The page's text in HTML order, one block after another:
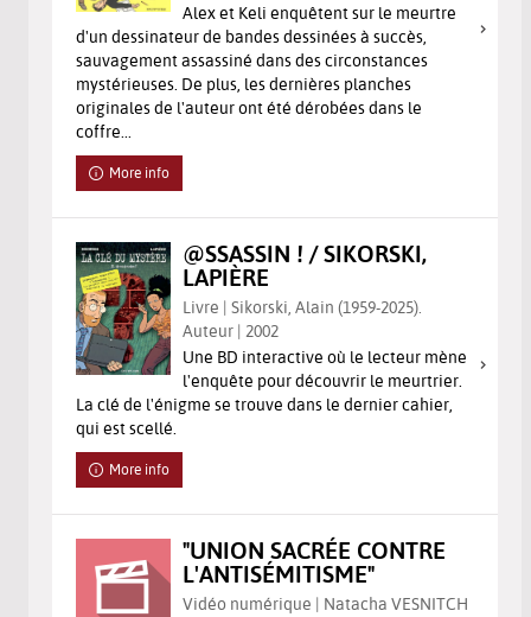
Alex et Keli enquêtent sur le meurtre
d'un dessinateur de bandes dessinées à succès,
sauvagement assassiné dans des circonstances
mystérieuses. De plus, les dernières planches
originales de l'auteur ont été dérobées dans le
coffre...
More info
@SSASSIN ! / SIKORSKI,
LAPIÈRE
Livre | Sikorski, Alain (1959-2025).
Auteur | 2002
Une BD interactive où le lecteur mène
l'enquête pour découvrir le meurtrier.
La clé de l'énigme se trouve dans le dernier cahier,
qui est scellé.
More info
"UNION SACRÉE CONTRE
L'ANTISÉMITISME"
Vidéo numérique | Natacha VESNITCH